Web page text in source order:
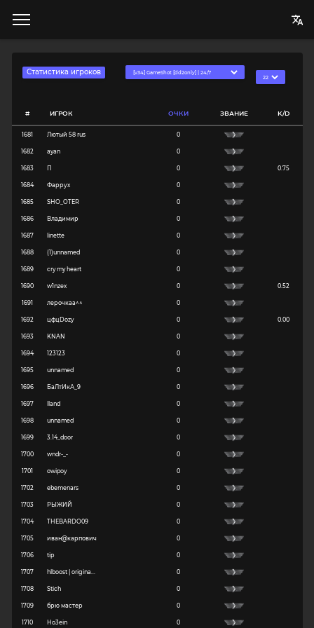
Статистика игроков
# ИГРОК ОЧКИ ЗВАНИЕ K/D
1681 Лютый 58 rus 0
1682 ayan 0
1683 П 0 0.75
1684 Фаррух 0
1685 SHO_OTER 0
1686 Владимир 0
1687 linette 0
1688 (1)unnamed 0
1689 cry my heart 0
1690 w1nzex 0 0.52
1691 лерочкаа^^ 0
1692 цфцDozy 0 0.00
1693 KNAN 0
1694 123123 0
1695 unnamed 0
1696 БаЛтИкА_9 0
1697 Iland 0
1698 unnamed 0
1699 3.14_door 0
1700 wndr-_- 0
1701 owipoy 0
1702 ebemenars 0
1703 РЫЖИЙ 0
1704 THEBARDO09 0
1705 иван@карпович 0
1706 tip 0
1707 hlboost | origina... 0
1708 Stich 0
1709 брю мастер 0
1710 Ho3ein 0